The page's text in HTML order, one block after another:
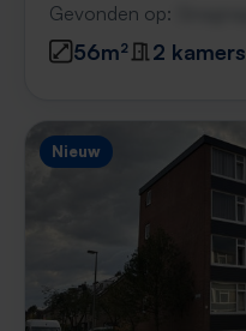
Gevonden op:
56m² 2 kamers
Nieuw